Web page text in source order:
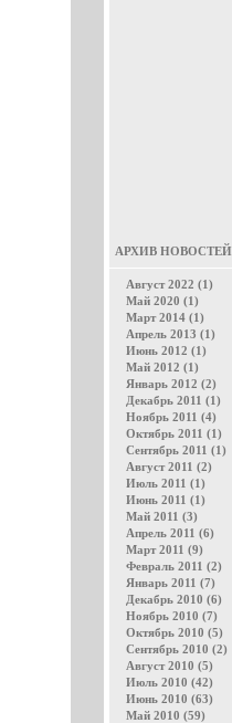
АРХИВ НОВОСТЕЙ
Август 2022 (1)
Май 2020 (1)
Март 2014 (1)
Апрель 2013 (1)
Июнь 2012 (1)
Май 2012 (1)
Январь 2012 (2)
Декабрь 2011 (1)
Ноябрь 2011 (4)
Октябрь 2011 (1)
Сентябрь 2011 (1)
Август 2011 (2)
Июль 2011 (1)
Июнь 2011 (1)
Май 2011 (3)
Апрель 2011 (6)
Март 2011 (9)
Февраль 2011 (2)
Январь 2011 (7)
Декабрь 2010 (6)
Ноябрь 2010 (7)
Октябрь 2010 (5)
Сентябрь 2010 (2)
Август 2010 (5)
Июль 2010 (42)
Июнь 2010 (63)
Май 2010 (59)